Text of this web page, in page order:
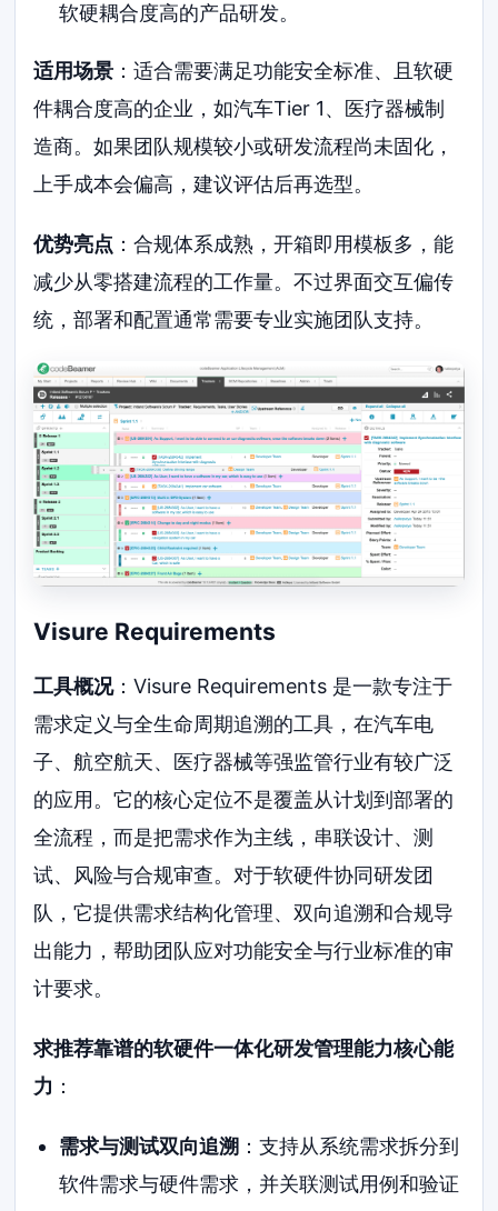
软硬耦合度高的产品研发。
适用场景 ：适合需要满足功能安全标准、且软硬
件耦合度高的企业，如汽车Tier 1、医疗器械制
造商。如果团队规模较小或研发流程尚未固化，
上手成本会偏高，建议评估后再选型。
优势亮点 ：合规体系成熟，开箱即用模板多，能
减少从零搭建流程的工作量。不过界面交互偏传
统，部署和配置通常需要专业实施团队支持。
Visure Requirements
工具概况：Visure Requirements 是一款专注于
需求定义与全生命周期追溯的工具，在汽车电
子、航空航天、医疗器械等强监管行业有较广泛
的应用。它的核心定位不是覆盖从计划到部署的
全流程，而是把需求作为主线，串联设计、测
试、风险与合规审查。对于软硬件协同研发团
队，它提供需求结构化管理、双向追溯和合规导
出能力，帮助团队应对功能安全与行业标准的审
计要求。
求推荐靠谱的软硬件一体化研发管理能力核心能
力 ：
需求与测试双向追溯：支持从系统需求拆分到
软件需求与硬件需求，并关联测试用例和验证